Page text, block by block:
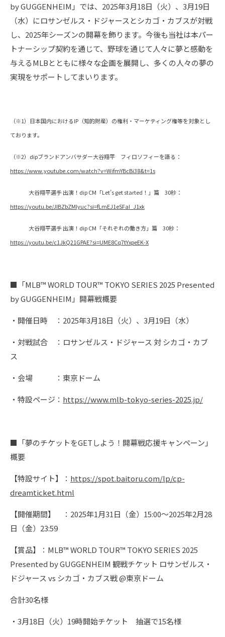
by GUGGENHEIM」では、2025年3月18日（火）、3月19日
（水）にロサンゼルス・ドジャースとシカゴ・カブスが対戦
し、2025年シーズンの開幕を飾ります。今後も当社は本パー
トナーシップ契約を通じて、野球を通じて人々に夢と感動を
与えるMLBとともに様々な企画を展開し、多くの人々の夢の
実現をサポートしてまいります。
（※1）日本国内におけるIP（知的財産）の権利・マーケティング権等を対象とし
ております。
（※2）dipブランドアンバサダー大谷翔平 フィロソフィーを語る：
https://www.youtube.com/watch?v=WifmYBcBi38&t=1s
大谷翔平選手 出演！dip CM「Let’s get started！」篇 30秒：
https://youtu.be/JIBZbZMIyuc?si=fLmEJ1eSFaI_J1xk
大谷翔平選手 出演！dip CM「それぞれの働き方」篇 30秒：
https://youtu.be/c1JkQ21GPAE?si=UME8Cq7tYxpeEK-X
■「MLB™ WORLD TOUR™ TOKYO SERIES 2025 Presented
by GUGGENHEIM」開幕戦概要
・開催日時 ：2025年3月18日（火）、3月19日（水）
・対戦試合 ：ロサンゼルス・ドジャース 対 シカゴ・カブ
ス
・会場 ：東京ドーム
・特設ページ： https://www.mlb-tokyo-series-2025.jp/
■「夢のチケットをGETしよう！開幕戦応援キャンペーン」
概要
【特設サイト】： https://spot.baitoru.com/lp/cp-
dreamticket.html
【開催期間】 ：2025年1月31日（金）15:00～2025年2月28
日（金）23:59
【賞品】：MLB™ WORLD TOUR™ TOKYO SERIES 2025
Presented by GUGGENHEIM 観戦チケット ロサンゼルス・
ドジャース vs シカゴ・カブス戦 @東京ドーム
合計30名様
・3月18日（火）19時開始チケット 抽選で15名様